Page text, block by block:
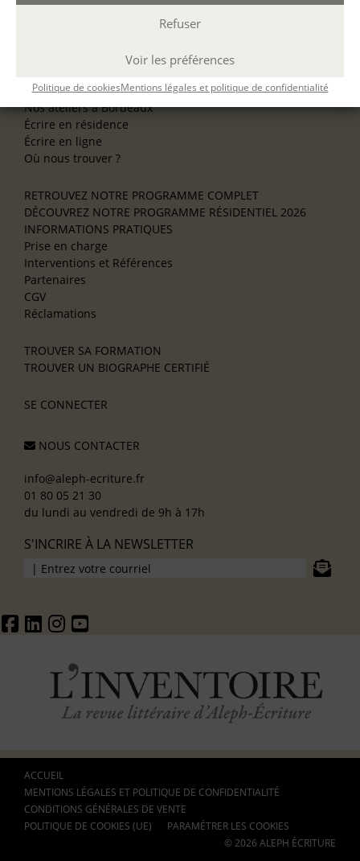
Refuser
Voir les préférences
Politique de cookiesMentions légales et politique de confidentialité
Nos ateliers à Lyon
Nos ateliers à Bordeaux
Écrire en résidence
Écrire en ligne
Où nous trouver ?
RETROUVEZ NOTRE PROGRAMME COMPLET
DÉCOUVREZ NOTRE PROGRAMME RÉSIDENTIEL 2026
INFORMATIONS PRATIQUES
Prise en charge
Interventions et Références
Partenaires
CGV
Réclamations
TROUVER SA FORMATION
TROUVER UN BIOGRAPHE CERTIFIÉ
SE CONNECTER
NOUS CONTACTER
info@aleph-ecriture.fr
01 80 05 21 30
du lundi au vendredi de 9h à 17h
S'INCRIRE À LA NEWSLETTER
ACCUEIL
MENTIONS LÉGALES ET POLITIQUE DE CONFIDENTIALITÉ
CONDITIONS GÉNÉRALES DE VENTE
POLITIQUE DE COOKIES (UE)
PARAMÉTRER LES COOKIES
© 2026 ALEPH ÉCRITURE